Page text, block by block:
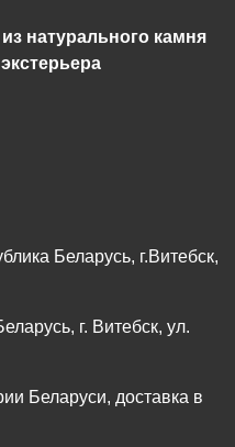
натурального камня
Беларусь, г.Витебск,
г. Витебск, ул.
Беларуси, доставка в